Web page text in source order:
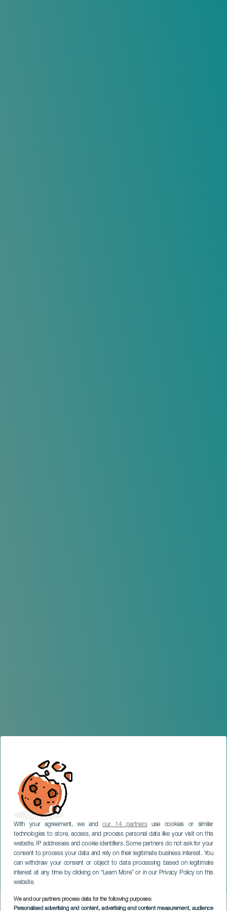
With your agreement, we andour 14 partnersuse cookies or similar
technologies to store, access, and process personal data like your visit on this
website, IP addresses and cookie identifiers. Some partners do not ask for your
consent to process your data and rely on their legitimate business interest. You
can withdraw your consent or object to data processing based on legitimate
interest at any time by clicking on “Learn More” or in our Privacy Policy on this
website.
We and our partners process data for the following purposes:
Personalised advertising and content, advertising and content measurement, audience
Festival Reserva de la
Biosfera
GRAN CANARIA
Imagen